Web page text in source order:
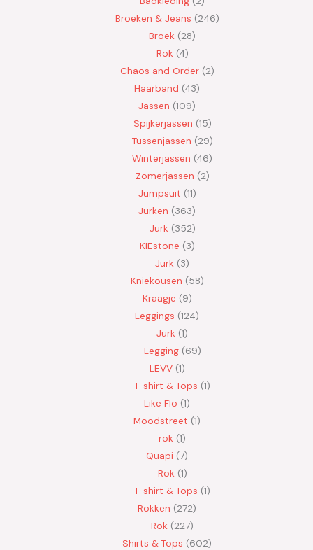
Broeken & Jeans 246
Broek 28
Rok 4
Chaos and Order 2
Haarband 43
Jassen 109
Spijkerjassen 15
Tussenjassen 29
Winterjassen 46
Zomerjassen 2
Jumpsuit 11
Jurken 363
Jurk 352
KIEstone 3
Jurk 3
Kniekousen 58
Kraagje 9
Leggings 124
Jurk 1
Legging 69
LEVV 1
T-shirt & Tops 1
Like Flo 1
Moodstreet 1
rok 1
Quapi 7
Rok 1
T-shirt & Tops 1
Rokken 272
Rok 227
Shirts & Tops 602